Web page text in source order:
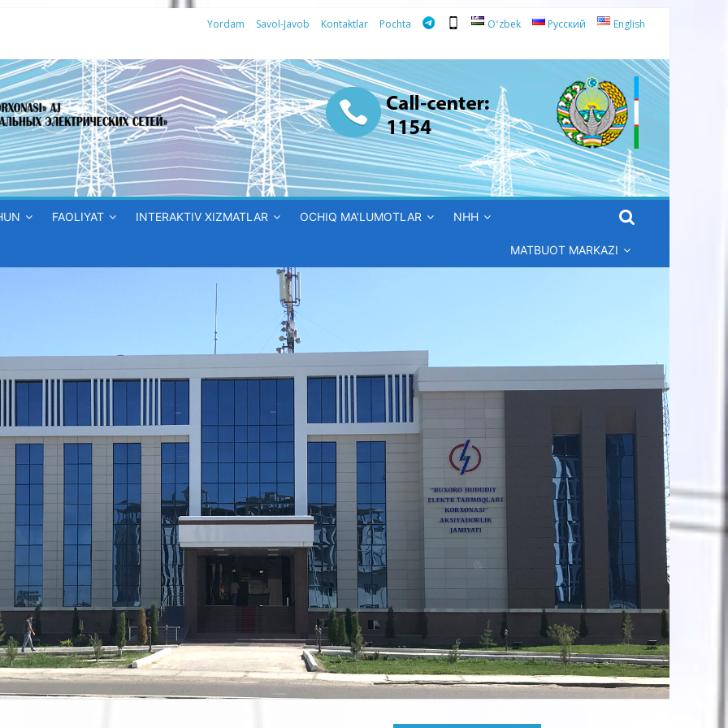
Yordam Savol-Javob Kontaktlar Pochta Oʻzbek Русский English
FAOLIYAT INTERAKTIV XIZMATLAR OCHIQ MA’LUMOTLAR NHH
MATBUOT MARKAZI